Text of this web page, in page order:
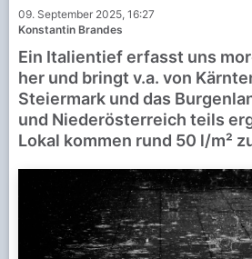
09. September 2025, 16:27
Konstantin Brandes
Ein Italientief erfasst uns
her und bringt v.a. von
Steiermark und das
und Niederösterreich teils
Lokal kommen rund 50 l/m²